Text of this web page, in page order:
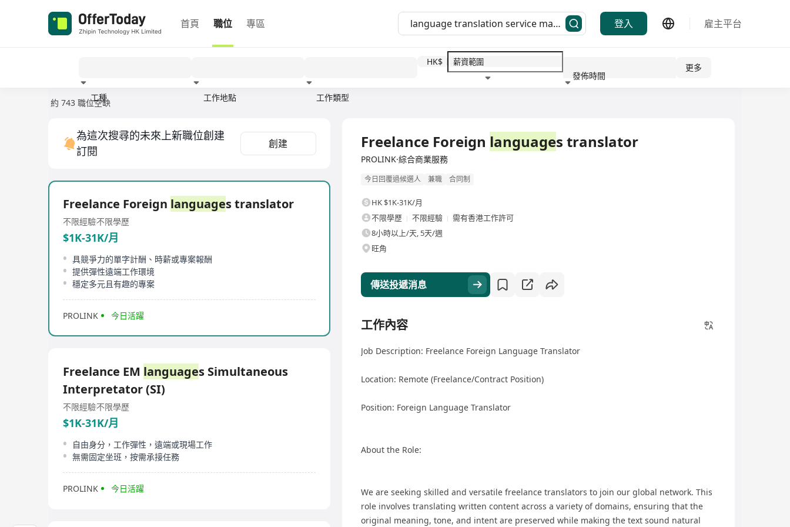
首頁 職位 專區 登入 雇主平台
工種 工作地點 工作類型
HK$
發佈時間
更多
約 743 職位空缺
為這次搜尋的未來上新職位創建
訂閱
創建
Freelance Foreign languages translator
不限經驗不限學歷
$1K-31K/月
具競爭力的單字計酬、時薪或專案報酬
提供彈性遠端工作環境
穩定多元且有趣的專案
PROLINK 今日活躍
Freelance EM languages Simultaneous
Interpretator (SI)
不限經驗不限學歷
$1K-31K/月
自由身分，工作彈性，遠端或現場工作
無需固定坐班，按需承接任務
PROLINK 今日活躍
Freelance Foreign languages translator
PROLINK·綜合商業服務
今日回覆過候選人 兼職 合同制
HK $1K-31K/月
不限學歷
不限經驗
需有香港工作許可
8小時以上/天, 5天/週
旺角
傳送投遞消息
工作內容
Job Description: Freelance Foreign Language Translator
Location: Remote (Freelance/Contract Position)
Position: Foreign Language Translator
About the Role:
We are seeking skilled and versatile freelance translators to join our global network. This
role involves translating written content across a variety of domains, ensuring that the
original meaning, tone, and intent are preserved while making the text sound natural